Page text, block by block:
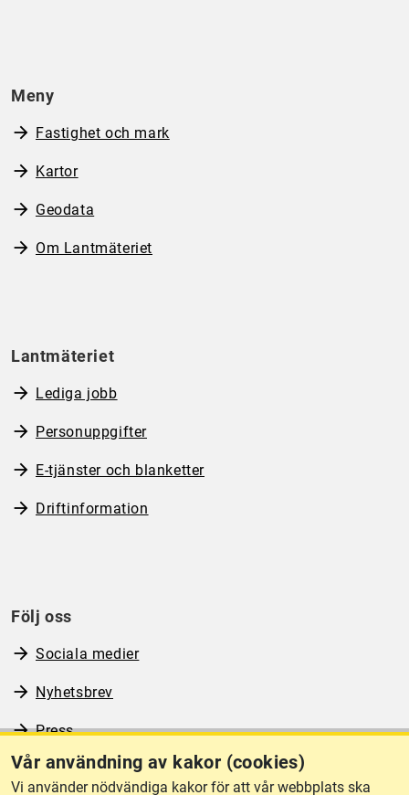
Vår användning av kakor (cookies)
Vi använder nödvändiga kakor för att vår webbplats ska
Meny
Fastighet och mark
Kartor
Geodata
Om Lantmäteriet
Lantmäteriet
Lediga jobb
Personuppgifter
E-tjänster och blanketter
Driftinformation
Följ oss
Sociala medier
Nyhetsbrev
Press
RSS